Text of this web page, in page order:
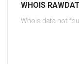
WHOIS
Whois data not